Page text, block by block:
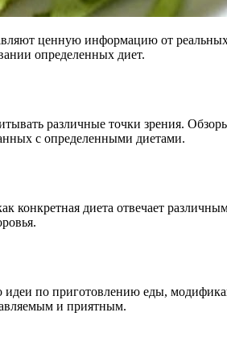
ценную информацию от
определенных диет.
различные точки зрения.
с определенными диетами.
диета отвечает
идеи по приготовлению еды,
и приятным.